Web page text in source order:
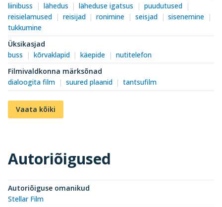
liinibuss
lähedus läheduse igatsus
puudutused
reisielamused
reisijad ronimine seisjad
sisenemine
tukkumine
Üksikasjad
buss
kõrvaklapid käepide
nutitelefon
Filmivaldkonna märksõnad
dialoogita film
suured plaanid tantsufilm
Vaata kõiki
Autoriõigused
Autoriõiguse omanikud
Stellar Film